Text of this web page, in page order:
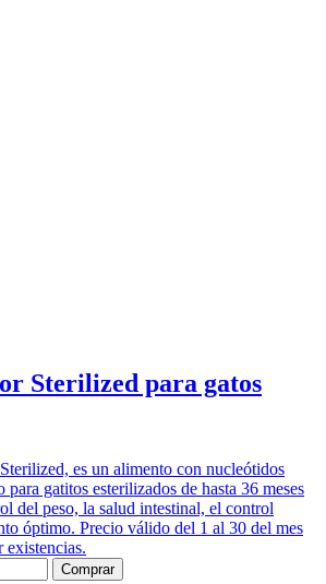
Sterilized para gatos
es un alimento con nucleótidos
para gatitos esterilizados de hasta 36 meses
del peso, la salud intestinal, el control
óptimo. Precio válido del 1 al 30 del mes
existencias.
Comprar